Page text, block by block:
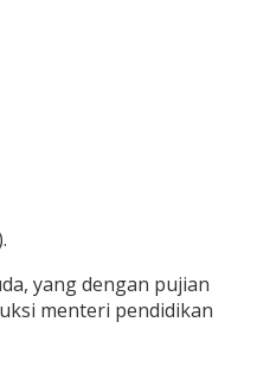
yang dengan pujian
menteri pendidikan